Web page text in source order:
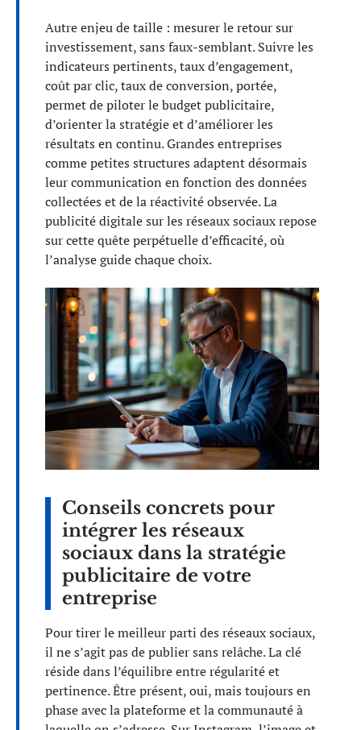
Autre enjeu de taille : mesurer le retour sur
investissement, sans faux-semblant. Suivre les
indicateurs pertinents, taux d’engagement,
coût par clic, taux de conversion, portée,
permet de piloter le budget publicitaire,
d’orienter la stratégie et d’améliorer les
résultats en continu. Grandes entreprises
comme petites structures adaptent désormais
leur communication en fonction des données
collectées et de la réactivité observée. La
publicité digitale sur les réseaux sociaux repose
sur cette quête perpétuelle d’efficacité, où
l’analyse guide chaque choix.
Conseils concrets pour
intégrer les réseaux
sociaux dans la stratégie
publicitaire de votre
entreprise
Pour tirer le meilleur parti des réseaux sociaux,
il ne s’agit pas de publier sans relâche. La clé
réside dans l’équilibre entre régularité et
pertinence. Être présent, oui, mais toujours en
phase avec la plateforme et la communauté à